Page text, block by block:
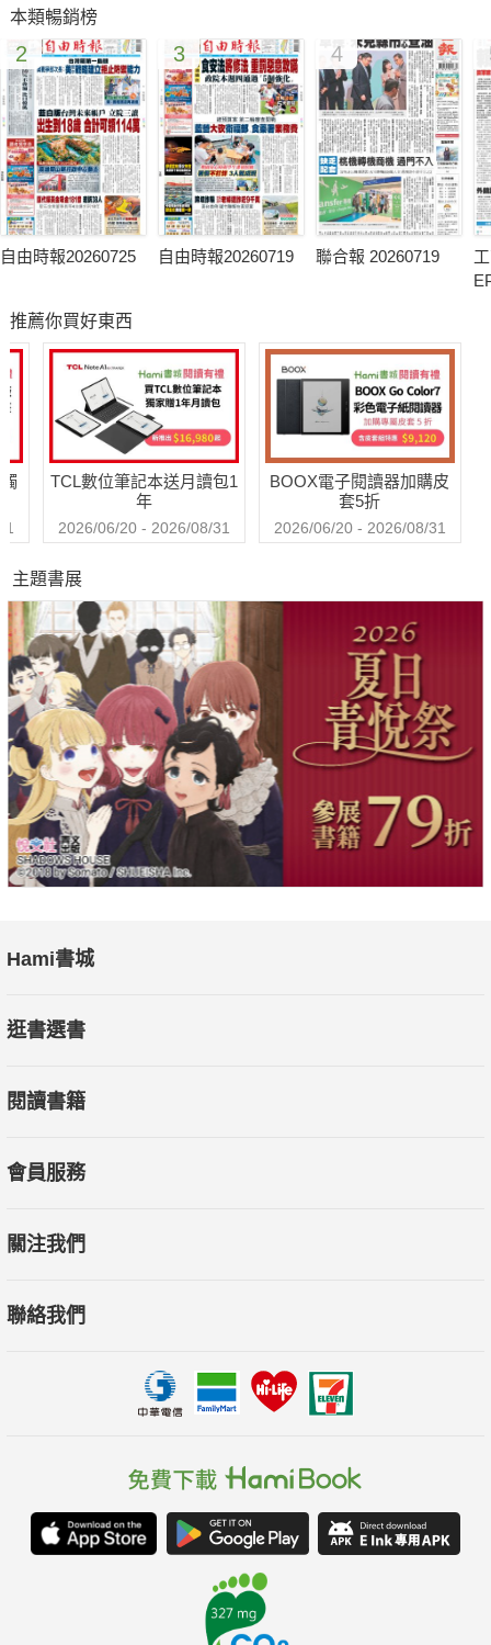
本類暢銷榜
2
自由時報20260725
3
自由時報20260719
4
聯合報 20260719
推薦你買好東西
TCL數位筆記本送月讀包1
年
2026/06/20 - 2026/08/31
BOOX電子閱讀器加購皮
套5折
2026/06/20 - 2026/08/31
主題書展
Hami書城
逛書選書
閱讀書籍
會員服務
關注我們
聯絡我們